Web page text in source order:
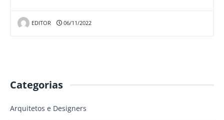
EDITOR 06/11/2022
Categorias
Arquitetos e Designers